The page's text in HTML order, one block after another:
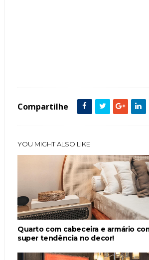
Compartilhe
YOU MIGHT ALSO LIKE
Quarto com cabeceira e armário
super tendência no decor!